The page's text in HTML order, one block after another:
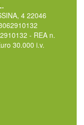
4 22046
- REA n.
30.000 i.v.